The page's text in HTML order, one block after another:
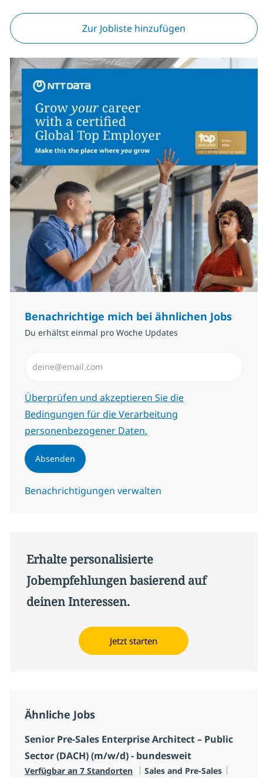
Zur Jobliste hinzufügen
Benachrichtige mich bei ähnlichen Jobs
Du erhältst einmal pro Woche Updates
Erforderlich
Überprüfen und akzeptieren Sie die
Bedingungen für die Verarbeitung
personenbezogener Daten.
Absenden
Benachrichtigungen verwalten
Erhalte personalisierte
Jobempfehlungen basierend auf
deinen Interessen.
Jetzt starten
Ähnliche Jobs
Senior Pre-Sales Enterprise Architect – Public
Sector (DACH) (m/w/d) - bundesweit
Verfügbar an 7 Standorten Kategorie
Sales and Pre-Sales